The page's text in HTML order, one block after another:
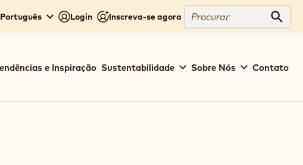
Login Inscreva-se agora
Procurar
e Inspiração Sustentabilidade Sobre Nós Contato